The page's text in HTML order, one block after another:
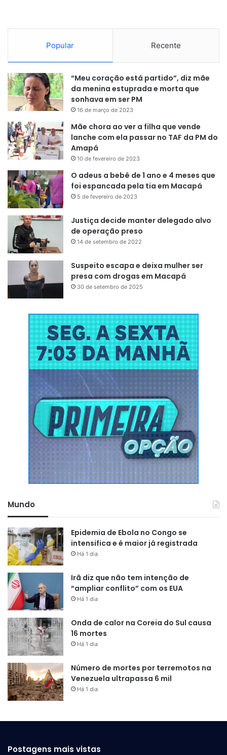
observe os juros incluídos nas parcelas.
Nas compras pela internet, leia atentamente os critérios
para aquisição do produto, como características, formas de
pagamento e, especialmente, o prazo de entrega.
Popular Recente
“Meu coração está partido”, diz mãe
da menina estuprada e morta que
sonhava em ser PM
16 de março de 2023
Mãe chora ao ver a filha que vende
lanche com ela passar no TAF da PM do
Amapá
10 de fevereiro de 2023
O adeus a bebê de 1 ano e 4 meses que
foi espancada pela tia em Macapá
5 de fevereiro de 2023
Justiça decide manter delegado alvo
de operação preso
14 de setembro de 2022
Suspeito escapa e deixa mulher ser
presa com drogas em Macapá
30 de setembro de 2025
Mundo
Epidemia de Ebola no Congo se
intensifica e é maior já registrada
Há 1 dia
Irã diz que não tem intenção de
“ampliar conflito” com os EUA
Há 1 dia
Onda de calor na Coreia do Sul causa
16 mortes
Há 1 dia
Número de mortes por terremotos na
Venezuela ultrapassa 6 mil
Há 1 dia
Postagens mais vistas